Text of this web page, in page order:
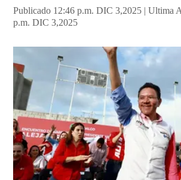
Publicado 12:46 p.m. DIC 3,2025 | Ultima
p.m. DIC 3,2025